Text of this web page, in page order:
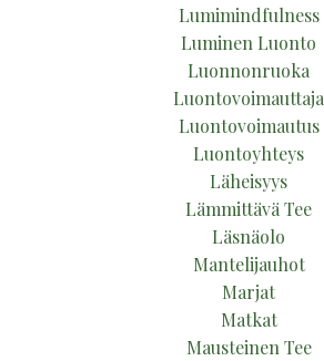
Lumimindfulness
Luminen Luonto
Luonnonruoka
Luontovoimauttaja
Luontovoimautus
Luontoyhteys
Läheisyys
Lämmittävä Tee
Läsnäolo
Mantelijauhot
Marjat
Matkat
Mausteinen Tee